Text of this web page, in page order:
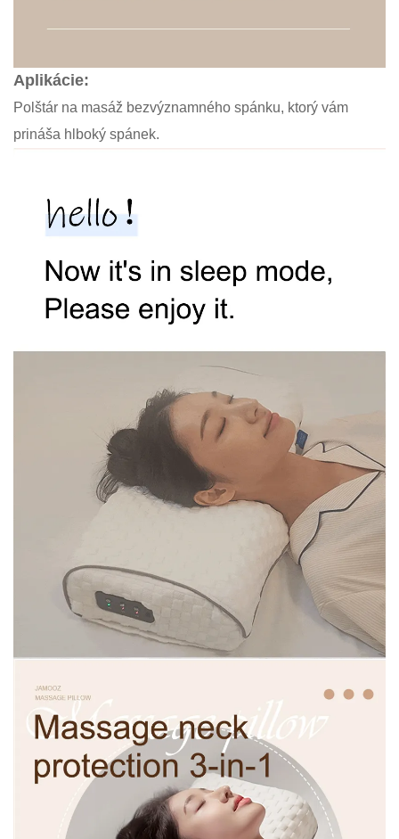
Aplikácie:
Polštár na masáž bezvýznamného spánku, ktorý vám
prináša hlboký spánek.